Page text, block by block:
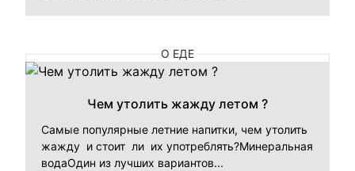
О ЕДЕ
Чем утолить жажду летом ?
Самые популярные летние напитки, чем утолить
жажду и стоит ли их употреблять?Минеральная
водаОдин из лучших вариантов...